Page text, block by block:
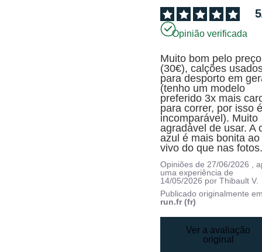
5
Opinião verificada
Muito bom pelo preço
(30€), calções
para desporto em
(tenho um modelo
preferido 3x mais
para correr, por isso
incomparável). Muito
agradável de usar. A
azul é mais bonita ao
vivo do que nas
Opiniões de27/06/2026 ,
uma experiência de
14/05/2026 porThibault V.
Publicado originalmente
run.fr (fr)
Ver a avaliação
original